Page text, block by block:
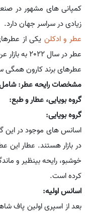
کمپانی های مشهور در
زیادی در سراسر جهان دارد.
عطر و ادکلن یکی از
عطر در سال 2022 به بازار عرضه شد.
عطرهای برند کارون
مشخصات رایحه عطر: شامل
گروه بویایی، عطار و طبع:
گروه بویایی:
اسانس های موجود در این
در بازار هستند. عطار این
خوشبو، رایحه بینظیر و
کرده است.
اسانس اولیه:
بعد از اسپری اولین پاف